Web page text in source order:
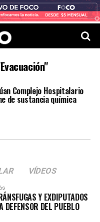
Complejo Hospitalario
de sustancia química
VÍDEOS
Y EXDIPUTADOS
DEL PUEBLO